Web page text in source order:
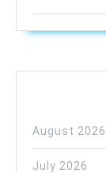
August 2026
July 2026